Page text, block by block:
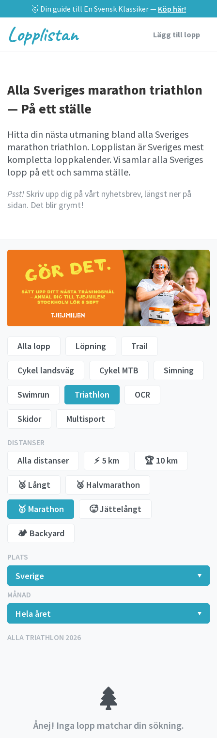
🥇 Din guide till En Svensk Klassiker — Köp här!
Lopplistan Lägg till lopp
Alla Sveriges marathon triathlon
— På ett ställe
Hitta din nästa utmaning bland alla Sveriges
marathon triathlon. Lopplistan är Sveriges mest
kompletta loppkalender. Vi samlar alla Sveriges
lopp på ett och samma ställe.
Psst!Skriv upp dig på vårt nyhetsbrev, längst ner på
sidan. Det blir grymt!
Alla lopp Löpning Trail
Cykel landsväg Cykel MTB Simning
Swimrun Triathlon OCR
Skidor Multisport
DISTANSER
Alla distanser ⚡️ 5 km 🏆 10 km
🥉 Långt 🥈 Halvmarathon
🥇 Marathon 🥵 Jättelångt
🏕️ Backyard
PLATS
MÅNAD
ALLA TRIATHLON 2026
Ånej! Inga lopp matchar din sökning.